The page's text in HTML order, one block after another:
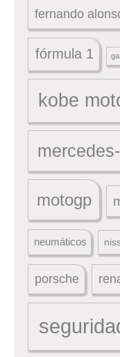
fernando
fórmula 1
kobe
motogp
neumáticos
porsche